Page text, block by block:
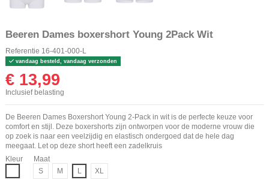
Beeren Dames boxershort Young 2Pack Wit
Referentie 16-401-000-L
vandaag besteld, vandaag verzonden
€ 13,99
Inclusief belasting
De Beeren Dames Boxershort Young 2-Pack in wit is de perfecte keuze voor
comfort en stijl. Deze boxershorts zijn ontworpen voor de moderne vrouw die
op zoek is naar een veelzijdig en elastisch ondergoed dat de hele dag
meegaat. Let op deze short heeft een zadelkruis
Kleur
Maat
S
M L XL